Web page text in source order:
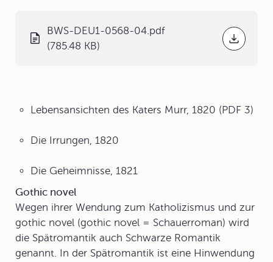
BWS-DEU1-0568-04.pdf
(785.48 KB)
Lebensansichten des Katers Murr, 1820 (PDF 3)
Die Irrungen, 1820
Die Geheimnisse, 1821
Gothic novel
Wegen ihrer Wendung zum Katholizismus und zur
gothic novel (gothic novel = Schauerroman) wird
die Spätromantik auch Schwarze Romantik
genannt. In der Spätromantik ist eine Hinwendung